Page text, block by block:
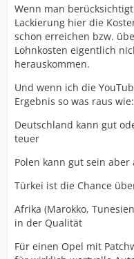
Wenn man
Lackierung hier die
schon erreichen bzw.
Lohnkosten eigentlich
herauskommen.
Und wenn ich die
Ergebnis so was raus wie:
Deutschland kann gut
teuer
Polen kann gut sein
Türkei ist die Chance
Afrika (Marokko,
in der Qualität
Für einen Opel mit